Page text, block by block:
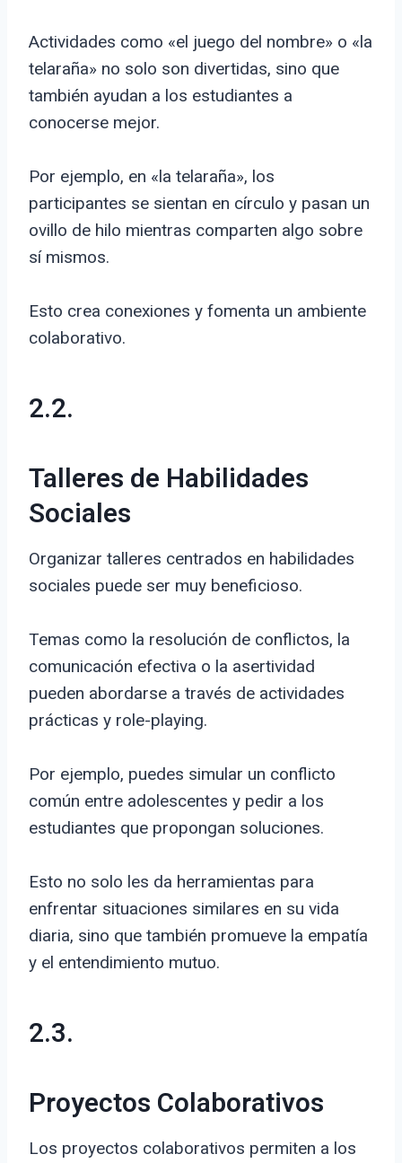
Actividades como «el juego del nombre» o «la
telaraña» no solo son divertidas, sino que
también ayudan a los estudiantes a
conocerse mejor.
Por ejemplo, en «la telaraña», los
participantes se sientan en círculo y pasan un
ovillo de hilo mientras comparten algo sobre
sí mismos.
Esto crea conexiones y fomenta un ambiente
colaborativo.
2.2.
Talleres de Habilidades
Sociales
Organizar talleres centrados en habilidades
sociales puede ser muy beneficioso.
Temas como la resolución de conflictos, la
comunicación efectiva o la asertividad
pueden abordarse a través de actividades
prácticas y role-playing.
Por ejemplo, puedes simular un conflicto
común entre adolescentes y pedir a los
estudiantes que propongan soluciones.
Esto no solo les da herramientas para
enfrentar situaciones similares en su vida
diaria, sino que también promueve la empatía
y el entendimiento mutuo.
2.3.
Proyectos Colaborativos
Los proyectos colaborativos permiten a los